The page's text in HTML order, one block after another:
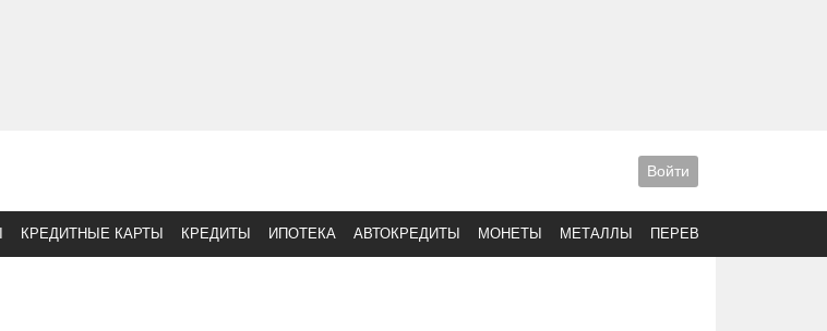
Войти
КРЕДИТНЫЕ КАРТЫ КРЕДИТЫ ИПОТЕКА АВТОКРЕДИТЫ МОНЕТЫ МЕТАЛЛЫ ПЕРЕВОДЫ